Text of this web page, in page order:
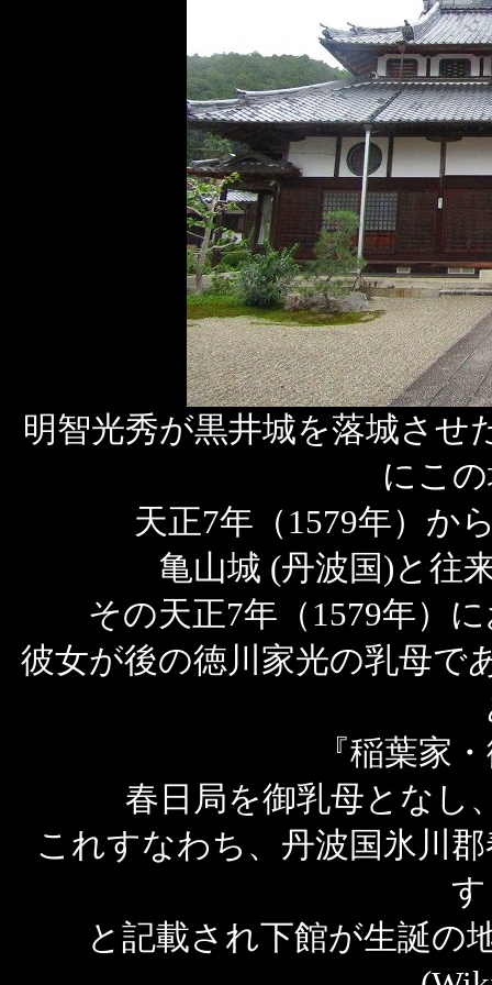
明智光秀が黒井城を落城させ
にこ
天正7年（1579年）か
亀山城 (丹波国)と往
その天正7年（1579年）
彼女が後の徳川家光の乳母で
『稲葉家
春日局を御乳母となし
これすなわち、丹波国氷川
と記載され下館が生誕の